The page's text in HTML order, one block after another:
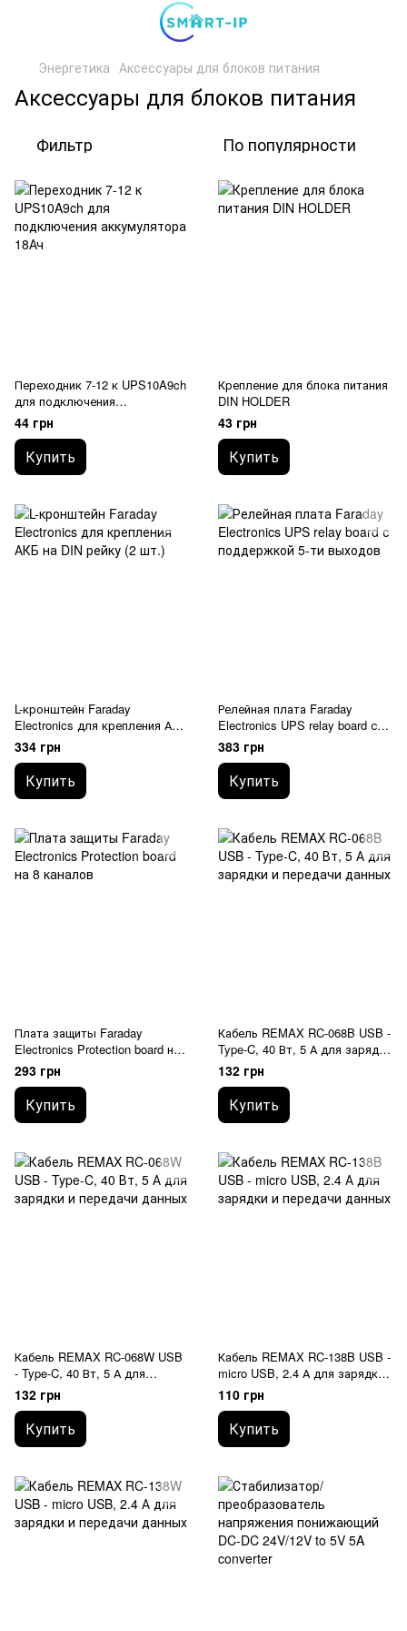
Энергетика Аксессуары для блоков питания
Аксессуары для блоков питания
Фильтр По популярности
Переходник 7-12 к UPS10A9ch
для подключения
аккумулятора 18Ач
44 грн
Купить
Крепление для блока питания
DIN HOLDER
43 грн
Купить
L-кронштейн Faraday
Electronics для крепления АКБ
на DIN рейку (2 шт.)
334 грн
Купить
Релейная плата Faraday
Electronics UPS relay board с
поддержкой 5-ти выходов
383 грн
Купить
Плата защиты Faraday
Electronics Protection board на
8 каналов
293 грн
Купить
Кабель REMAX RC-068B USB -
Type-C, 40 Вт, 5 А для зарядки
и передачи данных
132 грн
Купить
Кабель REMAX RC-068W USB
- Type-C, 40 Вт, 5 А для
зарядки и передачи данных
132 грн
Купить
Кабель REMAX RC-138B USB -
micro USB, 2.4 А для зарядки
и передачи данных
110 грн
Купить